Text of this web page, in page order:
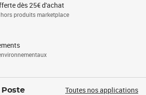
dès 25€ d'achat
produits marketplace
Toutes nos applications